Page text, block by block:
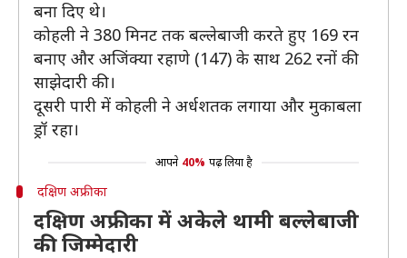
बना दिए थे।
कोहली ने 380 मिनट तक बल्लेबाजी करते हुए 169 रन
बनाए और अजिंक्या रहाणे (147) के साथ 262 रनों की
साझेदारी की।
दूसरी पारी में कोहली ने अर्धशतक लगाया और मुकाबला
ड्रॉ रहा।
आपने 40% पढ़ लिया है
दक्षिण अफ्रीका
दक्षिण अफ्रीका में अकेले थामी बल्लेबाजी
की जिम्मेदारी